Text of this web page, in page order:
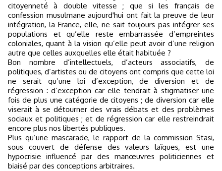
citoyenneté à double vitesse ; que si les français de
confession musulmane aujourd'hui ont fait la preuve de leur
intégration, la France, elle, ne sait toujours pas intégrer ses
populations et qu’elle reste embarrassée d’empreintes
coloniales, quant à la vision qu’elle peut avoir d’une religion
autre que celles auxquelles elle était habituée ?
Bon nombre d’intellectuels, d’acteurs associatifs, de
politiques, d’artistes ou de citoyens ont compris que cette loi
ne serait qu’une loi d’exception, de diversion et de
régression : d’exception car elle tendrait à stigmatiser une
fois de plus une catégorie de citoyens ; de diversion car elle
viserait à se détourner des vrais débats et des problèmes
sociaux et politiques ; et de régression car elle restreindrait
encore plus nos libertés publiques.
Plus qu’une mascarade, le rapport de la commission Stasi,
sous couvert de défense des valeurs laïques, est une
hypocrisie influencé par des manœuvres politiciennes et
biaisé par des conceptions arbitraires.